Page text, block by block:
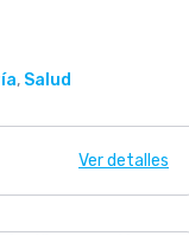
, Salud
Ver detalles